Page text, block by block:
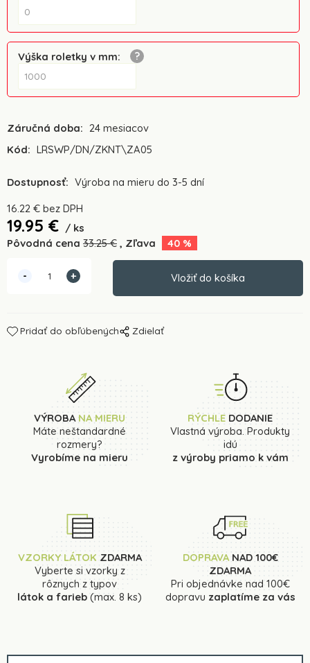
Výška roletky v mm:
Záručná doba: 24 mesiacov
Kód: LRSWP/DN/ZKNT\ZA05
Dostupnosť: Výroba na mieru do 3-5 dní
16.22 € bez DPH
19.95 €
ks
Pôvodná cena 33.25€ Zľava 40 %
Pridať do obľúbených Zdielať
VÝROBANA MIERU
Máte neštandardné
rozmery?
Vyrobíme na mieru
RÝCHLE DODANIE
Vlastná výroba. Produkty
idú
z výroby priamo k vám
VZORKY LÁTOK ZDARMA
Vyberte si vzorky z
rôznych z typov
látok a farieb (max. 8 ks)
DOPRAVANAD 100€
ZDARMA
Pri objednávke nad 100€
dopravu zaplatíme za vás